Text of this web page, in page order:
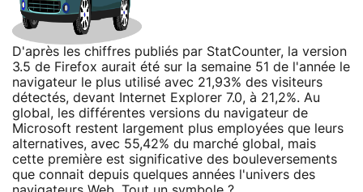
D'après les chiffres publiés par StatCounter, la version
3.5 de Firefox aurait été sur la semaine 51 de l'année le
navigateur le plus utilisé avec 21,93% des visiteurs
détectés, devant Internet Explorer 7.0, à 21,2%. Au
global, les différentes versions du navigateur de
Microsoft restent largement plus employées que leurs
alternatives, avec 55,42% du marché global, mais
cette première est significative des bouleversements
que connait depuis quelques années l'univers des